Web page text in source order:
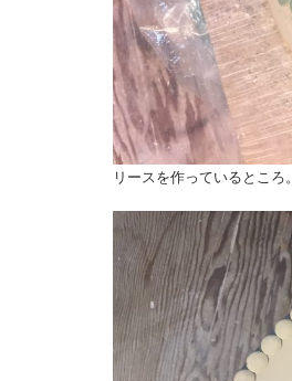
リースを作っているところ。